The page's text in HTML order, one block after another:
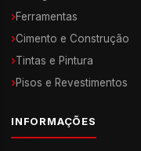
›Ferramentas
›Cimento e Construção
›Tintas e Pintura
›Pisos e Revestimentos
INFORMAÇÕES